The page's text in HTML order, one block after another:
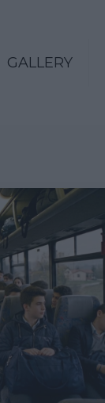
GALLERY